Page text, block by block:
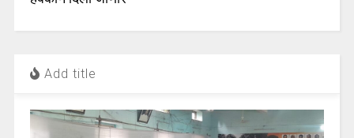
Add title